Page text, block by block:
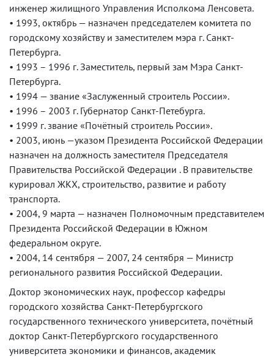
инженер жилищного Управления Исполкома Ленсовета.
• 1993, октябрь — назначен председателем комитета по
городскому хозяйству и заместителем мэра г. Санкт-
Петербурга.
• 1993 – 1996 г. Заместитель, первый зам Мэра Санкт-
Петербурга.
• 1994 — звание «Заслуженный строитель России».
• 1996 – 2003 г. Губернатор Санкт-Петебурга.
• 1999 г. звание «Почётный строитель России».
• 2003, июнь —указом Президента Российской Федерации
назначен на должность заместителя Председателя
Правительства Российской Федерации . В правительстве
курировал ЖКХ, строительство, развитие и работу
транспорта.
• 2004, 9 марта — назначен Полномочным представителем
Президента Российской Федерации в Южном
федеральном округе.
• 2004, 14 сентября — 2007, 24 сентября — Министр
регионального развития Российской Федерации.
Доктор экономических наук, профессор кафедры
городского хозяйства Санкт-Петербургского
государственного технического университета, почётный
доктор Санкт-Петербургского государственного
университета экономики и финансов, академик